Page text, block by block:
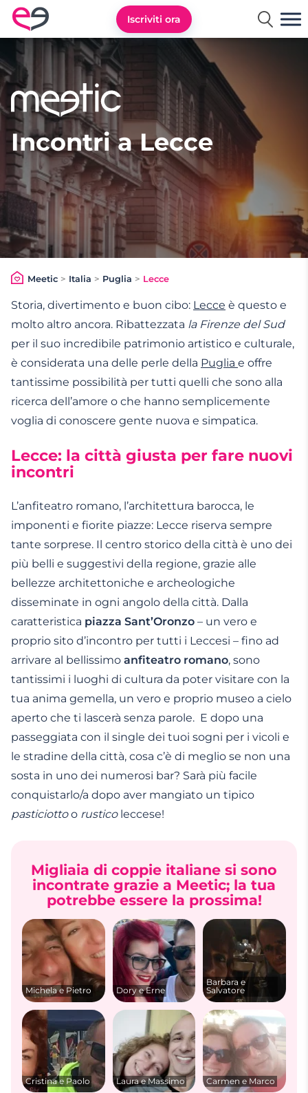
Meetic Italia
Iscriviti ora
Incontri a Lecce
Meetic> Italia > Puglia > Lecce
Storia, divertimento e buon cibo: Lecce è questo e
molto altro ancora. Ribattezzata la Firenze del Sud
per il suo incredibile patrimonio artistico e culturale,
è considerata una delle perle della Puglia e offre
tantissime possibilità per tutti quelli che sono alla
ricerca dell’amore o che hanno semplicemente
voglia di conoscere gente nuova e simpatica.
Lecce: la città giusta per fare nuovi
incontri
L’anfiteatro romano, l’architettura barocca, le
imponenti e fiorite piazze: Lecce riserva sempre
tante sorprese. Il centro storico della città è uno dei
più belli e suggestivi della regione, grazie alle
bellezze architettoniche e archeologiche
disseminate in ogni angolo della città. Dalla
caratteristica piazza Sant’Oronzo – un vero e
proprio sito d’incontro per tutti i Leccesi – fino ad
arrivare al bellissimo anfiteatro romano, sono
tantissimi i luoghi di cultura da poter visitare con la
tua anima gemella, un vero e proprio museo a cielo
aperto che ti lascerà senza parole. E dopo una
passeggiata con il single dei tuoi sogni per i vicoli e
le stradine della città, cosa c’è di meglio se non una
sosta in uno dei numerosi bar? Sarà più facile
conquistarlo/a dopo aver mangiato un tipico
pasticiottoo rusticoleccese!
Migliaia di coppie italiane si sono
incontrate grazie a Meetic; la tua
potrebbe essere la prossima!
Michela e Pietro Dory e Erne
Barbara e
Salvatore
Cristina e Paolo Laura e Massimo Carmen e Marco